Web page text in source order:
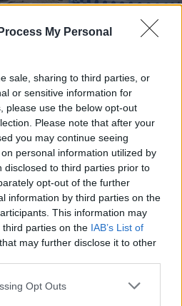
My Personal
sale, sharing to third parties, or
or sensitive information for
please use the below opt-out
Please note that after your
you may continue seeing
personal information utilized by
disclosed to third parties prior to
opt-out of the further
information by third parties on the
This information may
parties on the IAB’s List of
that may further disclose it to other
Opt Outs
a szemetelőknek